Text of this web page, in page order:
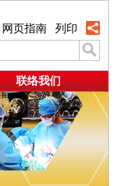
网页指南 列印
联络我们